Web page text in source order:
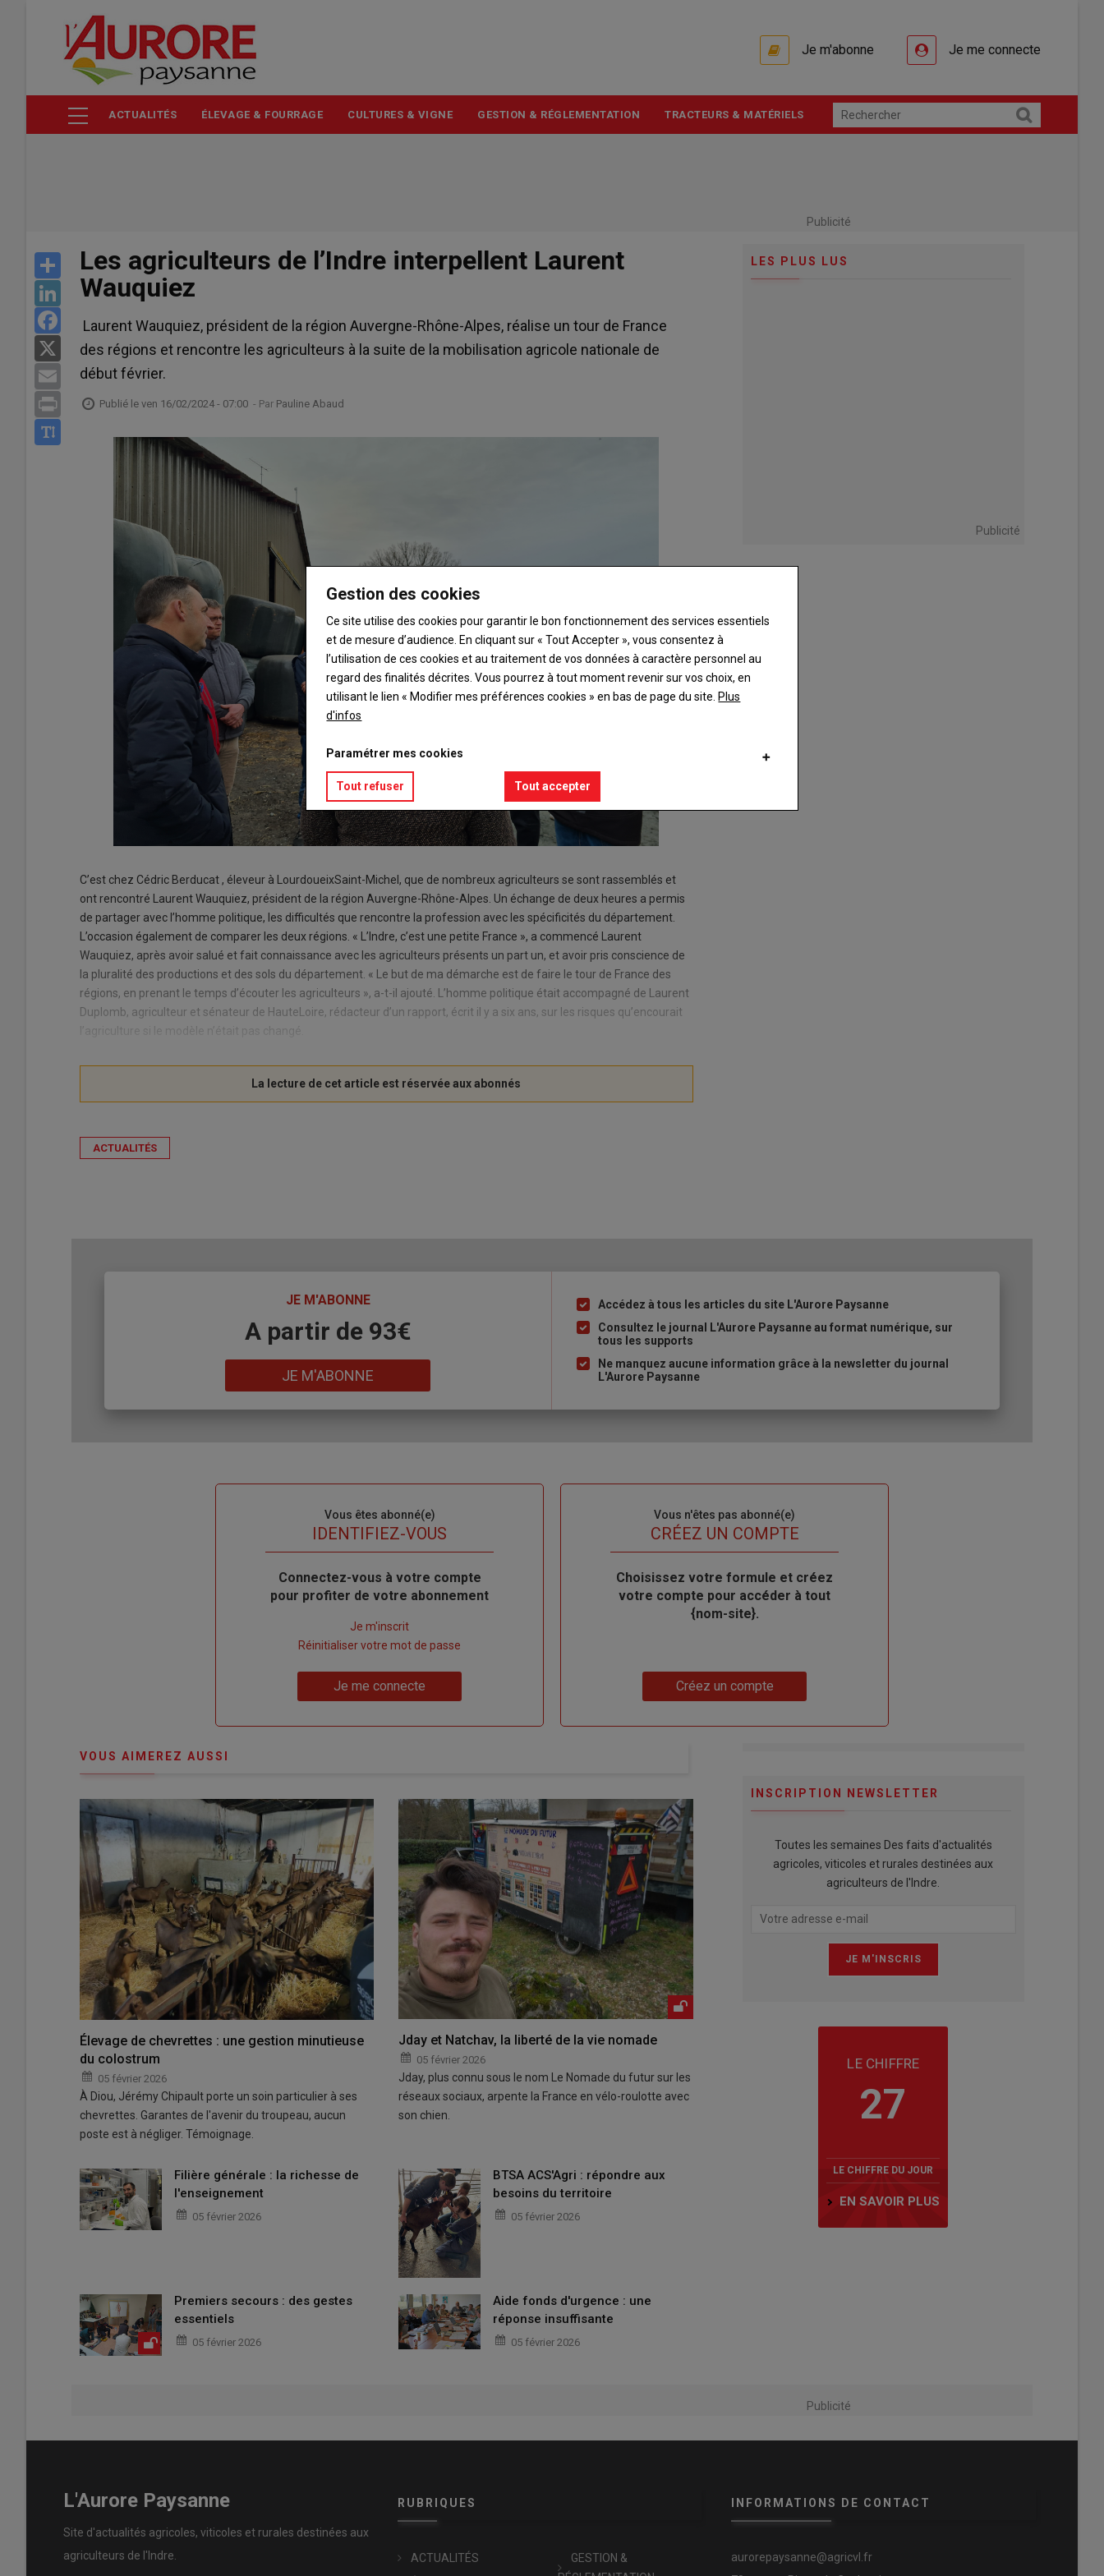
contenu
Je m'abonne Je me connecte
ACTUALITÉS ÉLEVAGE & FOURRAGE CULTURES & VIGNE GESTION & RÉGLEMENTATION TRACTEURS & MATÉRIELS
Publicité
Share
LinkedIn
Facebook
Email
Print
Les agriculteurs de l’Indre interpellent Laurent
Wauquiez
Laurent Wauquiez, président de la région Auvergne-Rhône-Alpes, réalise un tour de France
des régions et rencontre les agriculteurs à la suite de la mobilisation agricole nationale de
début février.
Publié le ven 16/02/2024 - 07:00 - Par Pauline Abaud
C’est chez Cédric Berducat , éleveur à LourdoueixSaint-Michel, que de nombreux agriculteurs se sont rassemblés et
ont rencontré Laurent Wauquiez, président de la région Auvergne-Rhône-Alpes. Un échange de deux heures a permis
de partager avec l’homme politique, les difficultés que rencontre la profession avec les spécificités du département.
L’occasion également de comparer les deux régions. « L’Indre, c’est une petite France », a commencé Laurent
Wauquiez, après avoir salué et fait connaissance avec les agriculteurs présents un part un, et avoir pris conscience de
la pluralité des productions et des sols du département. « Le but de ma démarche est de faire le tour de France des
régions, en prenant le temps d’écouter les agriculteurs », a-t-il ajouté. L’homme politique était accompagné de Laurent
Duplomb, agriculteur et sénateur de HauteLoire, rédacteur d’un rapport, écrit il y a six ans, sur les risques qu’encourait
l’agriculture si le modèle n’était pas changé.
ACTUALITÉS
LES PLUS LUS
Publicité
JE M'ABONNE
A partir de 93€
JE M'ABONNE
Liste
à
puce
Accédez à tous les articles du site L'Aurore Paysanne
Consultez le journal L'Aurore Paysanne au format numérique, sur
tous les supports
Ne manquez aucune information grâce à la newsletter du journal
L'Aurore Paysanne
Vous êtes abonné(e)
IDENTIFIEZ-VOUS
Body
Connectez-vous à votre compte
pour profiter de votre abonnement
compte"
Je m'inscrit
Réinitialiser votre mot de passe
Je me connecte
Vous n'êtes pas abonné(e)
TITRECRÉEZ UN COMPTE
Body
Choisissez votre formule et créez
votre compte pour accéder à tout
{nom-site}.
Créez un compte
VOUS AIMEREZ AUSSI
Élevage de chevrettes : une gestion minutieuse
du colostrum
05 février 2026
À Diou, Jérémy Chipault porte un soin particulier à ses
chevrettes. Garantes de l'avenir du troupeau, aucun
poste est à négliger. Témoignage.
Jday et Natchav, la liberté de la vie nomade
05 février 2026
Jday, plus connu sous le nom Le Nomade du futur sur les
réseaux sociaux, arpente la France en vélo-roulotte avec
son chien.
Filière générale : la richesse de
l'enseignement
05 février 2026
BTSA ACS'Agri : répondre aux
besoins du territoire
05 février 2026
Premiers secours : des gestes
essentiels
05 février 2026
Aide fonds d'urgence : une
réponse insuffisante
05 février 2026
INSCRIPTION NEWSLETTER
Toutes les semaines Des faits d'actualités
agricoles, viticoles et rurales destinées aux
agriculteurs de l'Indre.
LE CHIFFRE
27
LE CHIFFRE DU JOUR
EN SAVOIR PLUS
Publicité
L'Aurore Paysanne
Site d'actualités agricoles, viticoles et rurales destinées aux
agriculteurs de l'Indre.
RUBRIQUES
ACTUALITÉS
GESTION &
INFORMATIONS DE CONTACT
aurorepaysanne@agricvl.fr
Gestion des cookies
Ce site utilise des cookies pour garantir le bon fonctionnement des services essentiels
et de mesure d’audience. En cliquant sur « Tout Accepter », vous consentez à
l’utilisation de ces cookies et au traitement de vos données à caractère personnel au
regard des finalités décrites. Vous pourrez à tout moment revenir sur vos choix, en
utilisant le lien « Modifier mes préférences cookies » en bas de page du site. Plus
d'infos
Paramétrer mes cookies
Tout refuser Tout accepter